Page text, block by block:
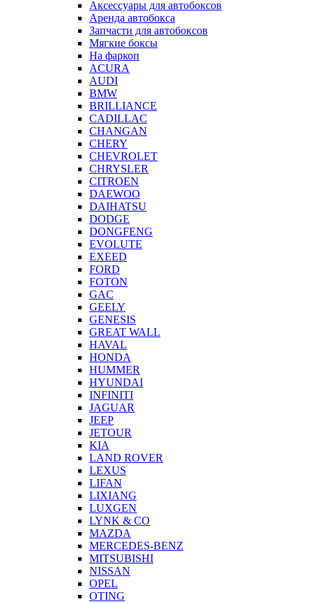
Аксессуары для автобоксов
Аренда автобокса
Запчасти для автобоксов
Мягкие боксы
На фаркоп
ACURA
AUDI
BMW
BRILLIANCE
CADILLAC
CHANGAN
CHERY
CHEVROLET
CHRYSLER
CITROEN
DAEWOO
DAIHATSU
DODGE
DONGFENG
EVOLUTE
EXEED
FORD
FOTON
GAC
GEELY
GENESIS
GREAT WALL
HAVAL
HONDA
HUMMER
HYUNDAI
INFINITI
JAGUAR
JEEP
JETOUR
KIA
LAND ROVER
LEXUS
LIFAN
LIXIANG
LUXGEN
LYNK & CO
MAZDA
MERCEDES-BENZ
MITSUBISHI
NISSAN
OPEL
OTING